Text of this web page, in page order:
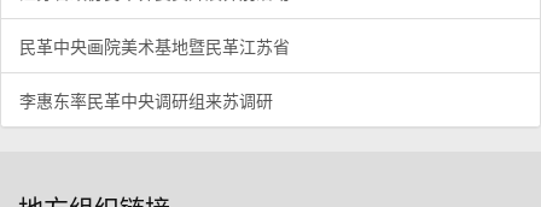
民革中央画院美术基地暨民革江苏省
李惠东率民革中央调研组来苏调研